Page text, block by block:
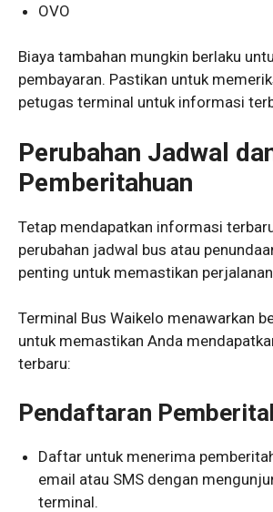
OVO
Biaya tambahan mungkin berlaku
pembayaran. Pastikan untuk
petugas terminal untuk informasi
Perubahan Jadwal
Pemberitahuan
Tetap mendapatkan informasi
perubahan jadwal bus atau
penting untuk memastikan
Terminal Bus Waikelo menawarkan
untuk memastikan Anda
terbaru:
Pendaftaran
Daftar untuk menerima
email atau SMS dengan
terminal.